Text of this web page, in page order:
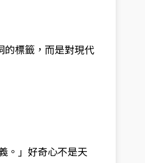
的標籤，而是對現代
。」好奇心不是天